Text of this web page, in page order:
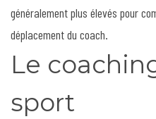
généralement plus élevés pour
déplacement du coach.
Le
sport